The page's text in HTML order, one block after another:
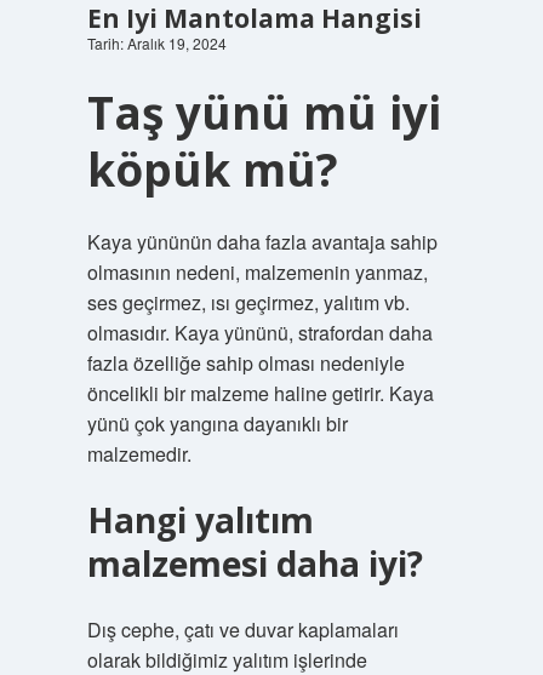
En Iyi Mantolama Hangisi
Tarih: Aralık 19, 2024
Taş yünü mü iyi
köpük mü?
Kaya yününün daha fazla avantaja sahip
olmasının nedeni, malzemenin yanmaz,
ses geçirmez, ısı geçirmez, yalıtım vb.
olmasıdır. Kaya yününü, strafordan daha
fazla özelliğe sahip olması nedeniyle
öncelikli bir malzeme haline getirir. Kaya
yünü çok yangına dayanıklı bir
malzemedir.
Hangi yalıtım
malzemesi daha iyi?
Dış cephe, çatı ve duvar kaplamaları
olarak bildiğimiz yalıtım işlerinde